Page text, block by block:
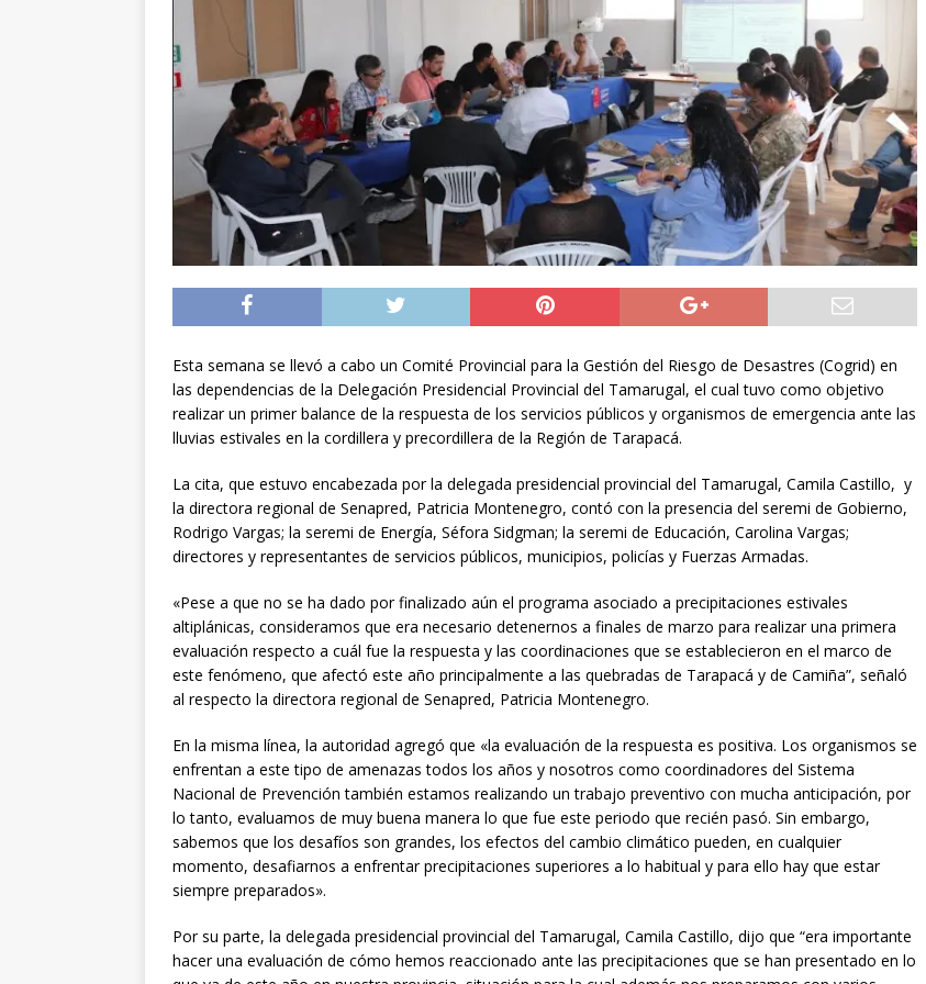
Ministros de la Unión Europea acuerdan reforzar fronteras, retornos y
sistema de alerta temprana tras la crisis en Ceuta
INTERNACIONAL
[ 04/08/2026 ]
Precio del cobre alcanzó un nuevo máximo histórico
NACIONAL
[ 05/08/2026 ]
Sueldos millonarios en el Gobierno: 46 funcionarios de
superintendencias ganan igual o más que el presidente Kast
DEPORTES
Esta semana se llevó a cabo un Comité Provincial para la Gestión del Riesgo de Desastres (Cogrid) en
las dependencias de la Delegación Presidencial Provincial del Tamarugal, el cual tuvo como objetivo
realizar un primer balance de la respuesta de los servicios públicos y organismos de emergencia ante las
lluvias estivales en la cordillera y precordillera de la Región de Tarapacá.
La cita, que estuvo encabezada por la delegada presidencial provincial del Tamarugal, Camila Castillo, y
la directora regional de Senapred, Patricia Montenegro, contó con la presencia del seremi de Gobierno,
Rodrigo Vargas; la seremi de Energía, Séfora Sidgman; la seremi de Educación, Carolina Vargas;
directores y representantes de servicios públicos, municipios, policías y Fuerzas Armadas.
«Pese a que no se ha dado por finalizado aún el programa asociado a precipitaciones estivales
altiplánicas, consideramos que era necesario detenernos a finales de marzo para realizar una primera
evaluación respecto a cuál fue la respuesta y las coordinaciones que se establecieron en el marco de
este fenómeno, que afectó este año principalmente a las quebradas de Tarapacá y de Camiña”, señaló
al respecto la directora regional de Senapred, Patricia Montenegro.
En la misma línea, la autoridad agregó que «la evaluación de la respuesta es positiva. Los organismos se
enfrentan a este tipo de amenazas todos los años y nosotros como coordinadores del Sistema
Nacional de Prevención también estamos realizando un trabajo preventivo con mucha anticipación, por
lo tanto, evaluamos de muy buena manera lo que fue este periodo que recién pasó. Sin embargo,
sabemos que los desafíos son grandes, los efectos del cambio climático pueden, en cualquier
momento, desafiarnos a enfrentar precipitaciones superiores a lo habitual y para ello hay que estar
siempre preparados».
Por su parte, la delegada presidencial provincial del Tamarugal, Camila Castillo, dijo que “era importante
hacer una evaluación de cómo hemos reaccionado ante las precipitaciones que se han presentado en lo